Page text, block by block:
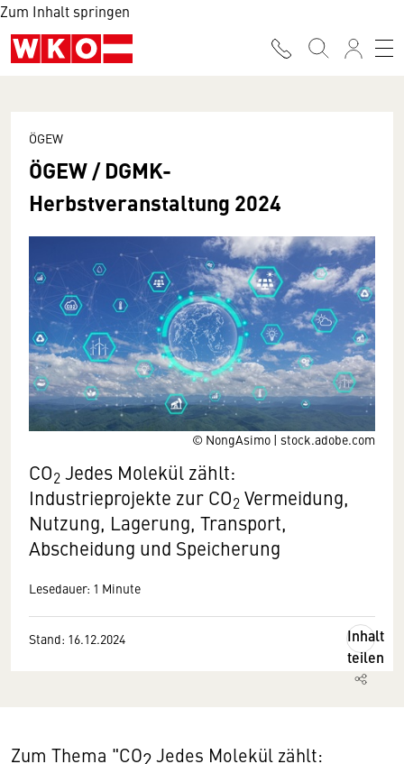
Zum Inhalt springen
© NongAsimo | stock.adobe.com
ÖGEW
ÖGEW / DGMK-
Herbstveranstaltung 2024
CO2 Jedes Molekül zählt:
Industrieprojekte zur CO2 Vermeidung,
Nutzung, Lagerung, Transport,
Abscheidung und Speicherung
Lesedauer: 1 Minute
Stand: 16.12.2024
Inhalt
teilen
Zum Thema "CO2Jedes Molekül zählt: